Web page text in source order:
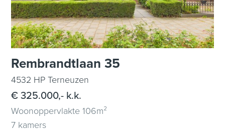
Rembrandtlaan 35
4532 HP Terneuzen
€ 325.000,- k.k.
Woonoppervlakte 106m²
7 kamers